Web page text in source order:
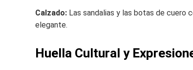
Calzado: Las sandalias y las botas de cuero
elegante.
Huella Cultural y